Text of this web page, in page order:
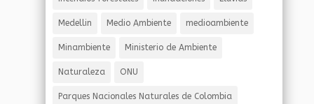
Medellin Medio Ambiente medioambiente
Minambiente Ministerio de Ambiente
Naturaleza ONU
Parques Nacionales Naturales de Colombia